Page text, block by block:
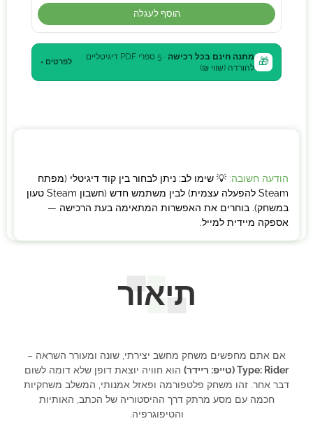
הוסף לעגלה
🎁 מתנה חינם בכל רכישה
· 5 ספרי PDF דיגיטליים
להורדה (שווי ₪)
לפרטים ›
הודעה חשובה: 💡 שימו לב: ניתן לבחור בין קוד דיגיטלי (מפתח
Steam להפעלה עצמית) לבין משתמש חדש (חשבון Steam טעון
במשחק). בוחרים את האפשרות המתאימה בעת הרכישה —
אספקה מיידית למייל.
תיאור
אם אתם מחפשים משחק מחשב יצירתי, שונה ומעורר השראה –
Type: Rider (טייפ: ריידר)
הוא חוויה יוצאת דופן שלא דומה לשום
דבר אחר. זהו משחק פלטפורמה ופאזל אמנותי, המשלב משחקיות
חכמה עם מסע מרתק דרך ההיסטוריה של הכתב, האותיות
והטיפוגרפיה.